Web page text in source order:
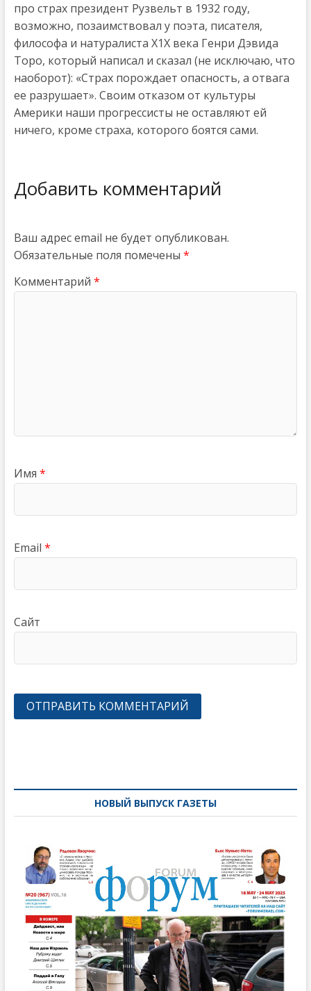
про страх президент Рузвельт в 1932 году,
возможно, позаимствовал у поэта, писателя,
философа и натуралиста Х1Х века Генри Дэвида
Торо, который написал и сказал (не исключаю, что
наоборот): «Страх порождает опасность, а отвага
ее разрушает». Своим отказом от культуры
Америки наши прогрессисты не оставляют ей
ничего, кроме страха, которого боятся сами.
Добавить комментарий
Ваш адрес email не будет опубликован.
Обязательные поля помечены *
Комментарий *
Имя *
Email *
Сайт
записямНОВЫЙ ВЫПУСК ГАЗЕТЫ